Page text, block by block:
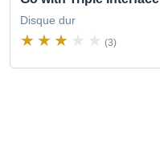
Disque dur
(3)